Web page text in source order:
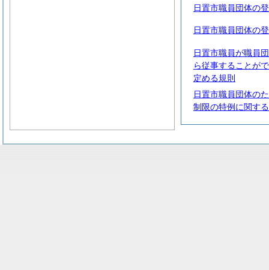
日置市職員団体の
日置市職員団体の
日置市職員が職員
ら従事することが
定める規則
日置市職員団体の
制限の特例に関す